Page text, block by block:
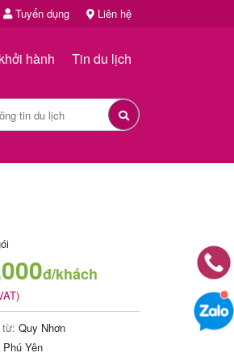
Tuyển dụng Liên hệ
hành Tin du lịch
đ/khách
từ: Quy Nhơn
Phú Yên